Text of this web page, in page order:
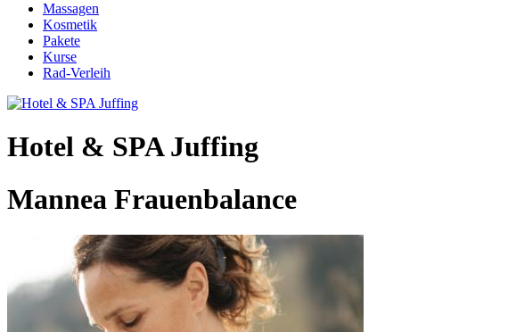
Massagen
Kosmetik
Pakete
Kurse
Rad-Verleih
Hotel & SPA Juffing
Mannea Frauenbalance